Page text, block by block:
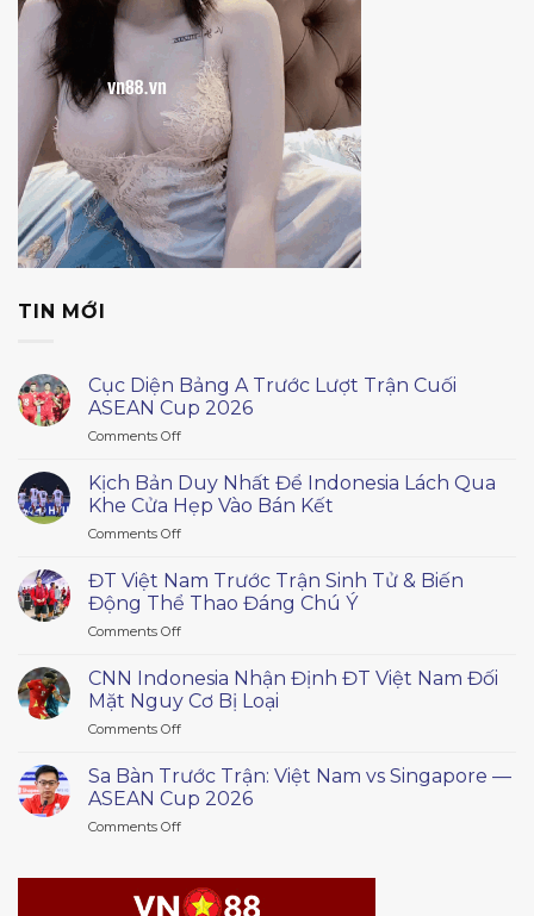
TIN MỚI
Cục Diện Bảng A Trước Lượt Trận Cuối
ASEAN Cup 2026
Comments Offon
Diện
Bảng
A
Trước
Trận
Cuối
Kịch Bản Duy Nhất Để Indonesia Lách Qua
Khe Cửa Hẹp Vào Bán Kết
Comments Offon
Duy
Nhất
Để
Lách
Qua
Vào
Bán
ĐT Việt Nam Trước Trận Sinh Tử & Biến
Động Thể Thao Đáng Chú Ý
Comments Offon
Nam
Trước
Trận
Tử
&
Biến
Đáng
CNN Indonesia Nhận Định ĐT Việt Nam Đối
Mặt Nguy Cơ Bị Loại
Comments Offon
Indonesia
Nhận
Định
ĐT
Đối
Mặt
Sa Bàn Trước Trận: Việt Nam vs Singapore —
ASEAN Cup 2026
Comments Offon
Trước
Trận: